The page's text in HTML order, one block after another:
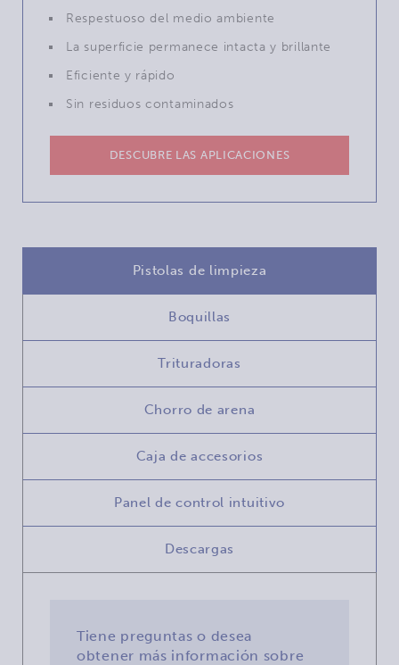
Respestuoso del medio ambiente
La superficie permanece intacta y brillante
Eficiente y rápido
Sin residuos contaminados
DESCUBRE LAS APLICACIONES
Pistolas de limpieza
Boquillas
Trituradoras
Chorro de arena
Caja de accesorios
Panel de control intuitivo
Descargas
Tiene preguntas o desea
obtener más información sobre